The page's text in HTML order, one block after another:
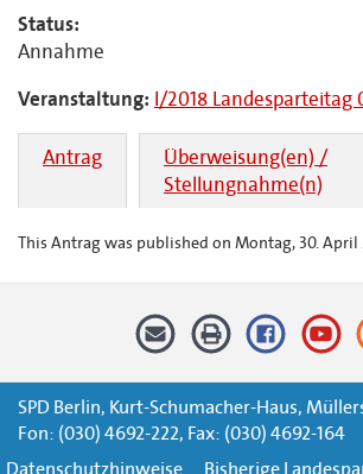
Status:
Annahme
Veranstaltung: I/2018 Landesparteitag
Antrag
Überweisung(en) /
Stellungnahme(n)
This Antrag was published on Montag, 30. April
SPD Berlin, Kurt-Schumacher-Haus,
Fon: (030) 4692-222, Fax: (030) 4692-164
Datenschutzhinweise
Bisherige